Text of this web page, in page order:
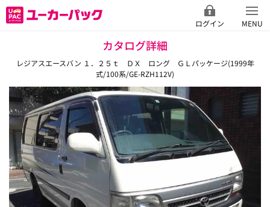
ログイン MENU
カタログ詳細
レジアスエースバン １．２５ｔ ＤＸ ロング ＧＬパッケージ(1999年
式/100系/GE-RZH112V)